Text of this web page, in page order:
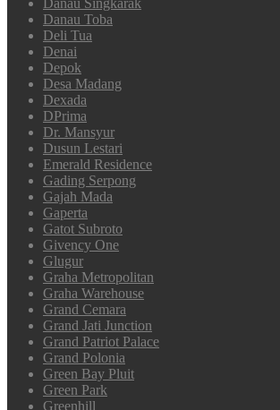
Danau Singkarak
Danau Toba
Deli Tua
Denai
Depok
Desa Madang
Dexada
DPrima
Dr. Mansyur
Dusun Lestari
Emerald Residence
Gading Serpong
Gajah Mada
Gaperta
Gatot Subroto
Givency One
Glugur
Graha Metropolitan
Graha Warehouse
Grand Cemara
Grand Jati Junction
Grand Patriot Palace
Grand Polonia
Green Bay Pluit
Green Park
Greenhill